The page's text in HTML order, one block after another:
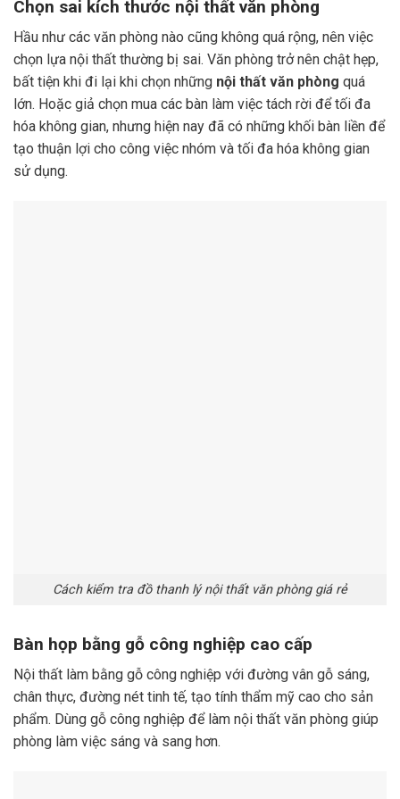
Chọn sai kích thước nội thất văn phòng
Hầu như các văn phòng nào cũng không quá rộng, nên việc
chọn lựa nội thất thường bị sai. Văn phòng trở nên chật hẹp,
bất tiện khi đi lại khi chọn những nội thất văn phòng quá
lớn. Hoặc giả chọn mua các bàn làm việc tách rời để tối đa
hóa không gian, nhưng hiện nay đã có những khối bàn liền để
tạo thuận lợi cho công việc nhóm và tối đa hóa không gian
sử dụng.
Cách kiểm tra đồ thanh lý nội thất văn phòng giá rẻ
Bàn họp bằng gỗ công nghiệp cao cấp
Nội thất làm bằng gỗ công nghiệp với đường vân gỗ sáng,
chân thực, đường nét tinh tế, tạo tính thẩm mỹ cao cho sản
phẩm. Dùng gỗ công nghiệp để làm nội thất văn phòng giúp
phòng làm việc sáng và sang hơn.